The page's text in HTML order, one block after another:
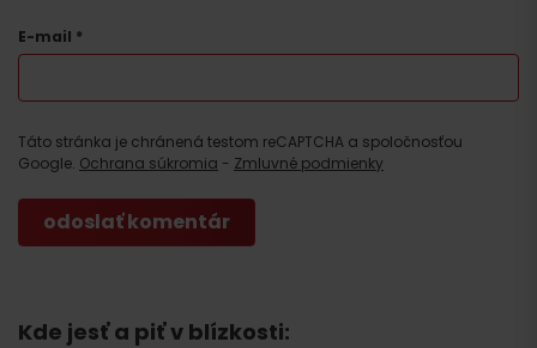
E-mail *
Táto stránka je chránená testom reCAPTCHA a spoločnosťou
Google. Ochrana súkromia - Zmluvné podmienky
Kde jesť a piť v blízkosti: